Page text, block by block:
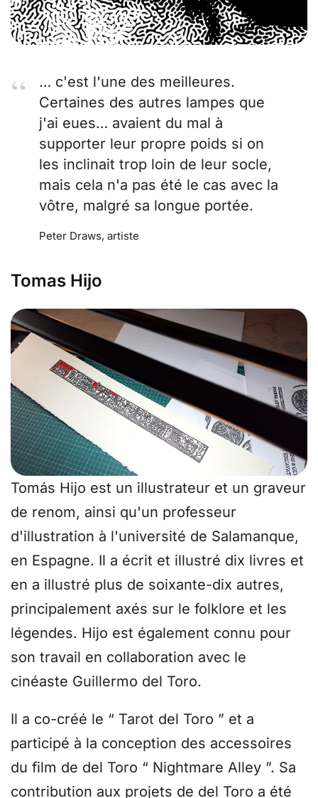
… c'est l'une des meilleures.
Certaines des autres lampes que
j'ai eues… avaient du mal à
supporter leur propre poids si on
les inclinait trop loin de leur socle,
mais cela n'a pas été le cas avec la
vôtre, malgré sa longue portée.
Peter Draws, artiste
Tomas Hijo
Tomás Hijo est un illustrateur et un graveur
de renom, ainsi qu'un professeur
d'illustration à l'université de Salamanque,
en Espagne. Il a écrit et illustré dix livres et
en a illustré plus de soixante-dix autres,
principalement axés sur le folklore et les
légendes. Hijo est également connu pour
son travail en collaboration avec le
cinéaste Guillermo del Toro.
Il a co-créé le “ Tarot del Toro ” et a
participé à la conception des accessoires
du film de del Toro “ Nightmare Alley ”. Sa
contribution aux projets de del Toro a été